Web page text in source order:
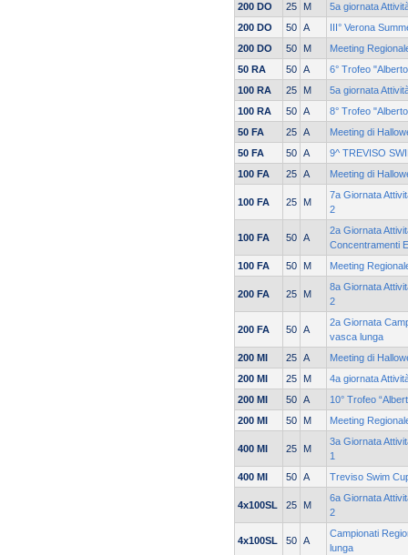
200 DO
25 M
5a giornata
200 DO
50 A
III° Verona
200 DO
50 M
Meeting
50 RA
50 A
6° Trofeo
100 RA
25 M
5a giornata
100 RA
50 A
8° Trofeo
50 FA
25 A
Meeting di
50 FA
50 A
9^ TREVISO
100 FA
25 A Meeting di
100 FA 25 M
7a Giornata
2
100 FA 50 A
2a Giornata
Concentramenti E
100 FA
50 M Meeting
200 FA 25 M
8a Giornata
2
200 FA 50 A
2a Giornata
vasca lunga
200 MI
25 A
Meeting di
200 MI
25 M
4a giornata
200 MI
50 A
10° Trofeo
200 MI
50 M Meeting
400 MI 25 M
3a Giornata
1
400 MI
50 A Treviso Swim
4x100SL 25 M
6a Giornata
2
4x100SL 50 A
Campionati
lunga